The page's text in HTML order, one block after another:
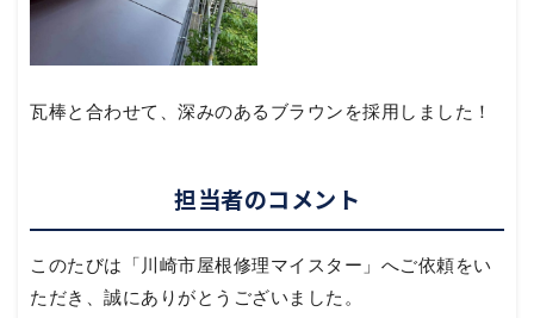
瓦棒と合わせて、深みのあるブラウンを採用しました！
担当者のコメント
このたびは「川崎市屋根修理マイスター」へご依頼をい
ただき、誠にありがとうございました。